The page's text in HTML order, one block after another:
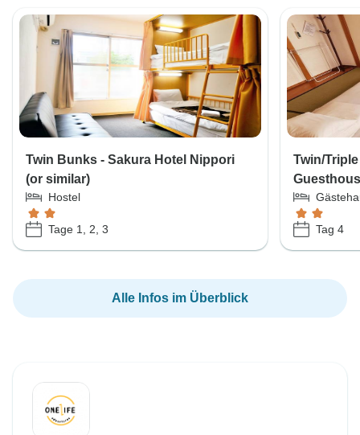
Twin Bunks - Sakura Hotel Nippori
(or similar)
Hostel
Tage 1, 2, 3
Twin/
Tag 4
Alle Infos im Überblick